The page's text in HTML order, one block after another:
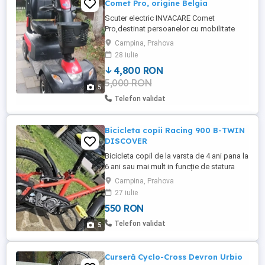
5
Comet Pro, origine Belgia
Scuter electric INVACARE Comet
Pro,destinat persoanelor cu mobilitate
scazuta, cu 4 roti, fabricat in 2017, origine
Belgia, suspensie avansata pe toate rotile,
viteza maxima 15 km h, autonomie 55 km.
Dotat cu 2 baterii 75 Ah, afișaj electronic,
lungime 145, lățime 69, scaun piele,
reglabil pe înălț ...
Campina, Prahova
28 iulie
4,800 RON
5,000 RON
Telefon validat
5
Bicicleta copii Racing 900 B-TWIN
DISCOVER
Bicicleta copil de la varsta de 4 ani pana la
6 ani sau mai mult in funcție de statura
copilului. Bicicleta cumparata de la
Decathlon .Stare bună!
Campina, Prahova
27 iulie
550 RON
Telefon validat
Curseră Cyclo-Cross Devron Urbio